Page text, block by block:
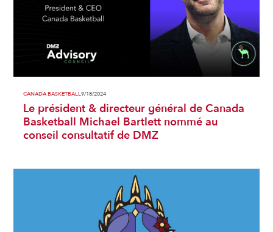
CANADA BASKETBALL9/18/2024
Le président & directeur général de Canada
Basketball Michael Bartlett nommé au
conseil consultatif de DMZ